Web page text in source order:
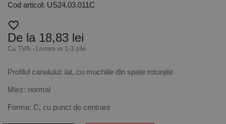
Cod articol: US24.03.011C
favorite_border
De la 18,83 lei
Cu TVA Livrare in 1-3 zile
Profilul canalului: lat, cu muchiile din spate rotunjite
Miez: normal
Forma: C, cu punct de centrare